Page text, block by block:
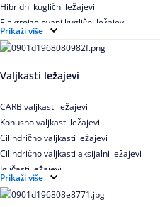
Hibridni kuglični ležajevi
Elektroizolovani kuglični ležajevi
Samopodesivi kuglični ležajevi
Aksijalni kuglični ležajevi
Kuglični ležajevi od nerđajućeg čelika
Prikaži više
Valjkasti ležajevi
CARB valjkasti ležajevi
Konusno valjkasti ležajevi
Cilindrično valjkasti ležajevi
Cilindrično valjkasti aksijalni ležajevi
Igličasti ležajevi
Igličasti aksijalni ležajevi
Buričasti ležajevi
Prikaži više